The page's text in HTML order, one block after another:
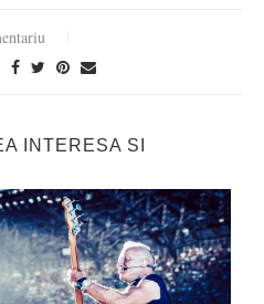
INTERESA SI